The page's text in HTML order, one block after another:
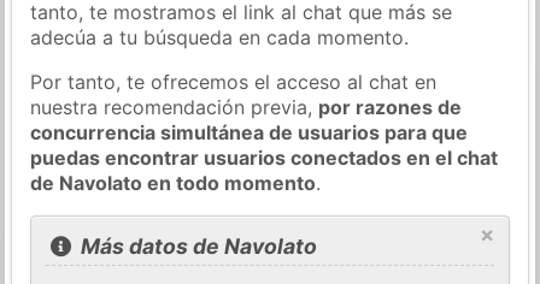
tanto, te mostramos el link al chat que más se
adecúa a tu búsqueda en cada momento.
Por tanto, te ofrecemos el acceso al chat en
nuestra recomendación previa, por razones de
concurrencia simultánea de usuarios para que
puedas encontrar usuarios conectados en el chat
de Navolato en todo momento.
×
Más datos de Navolato